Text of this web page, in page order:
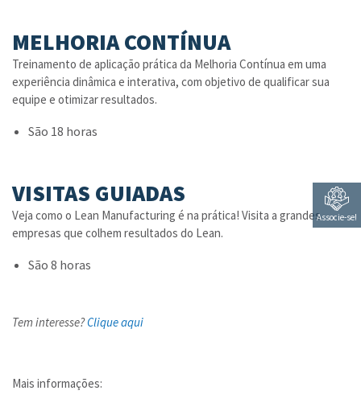
Associe-se!
MELHORIA CONTÍNUA
Treinamento de aplicação prática da Melhoria Contínua em uma
experiência dinâmica e interativa, com objetivo de qualificar sua
equipe e otimizar resultados.
São 18 horas
VISITAS GUIADAS
Veja como o Lean Manufacturing é na prática! Visita a grandes
empresas que colhem resultados do Lean.
São 8 horas
Tem interesse?Clique aqui
Mais informações: